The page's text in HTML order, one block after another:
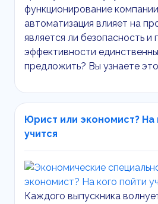
функционирование
автоматизация влияет на
является ли безопасность
эффективности
предложить? Вы узнаете это
Юрист или экономист? На
учится
Каждого выпускника